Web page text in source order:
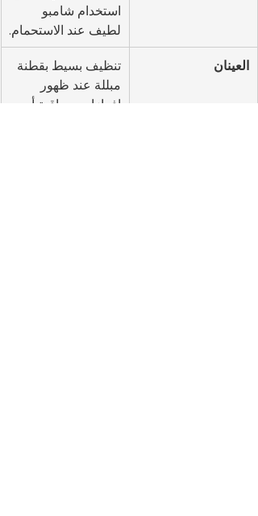
استخدام شامبو
لطيف عند الاستحمام.
العينان
تنظيف بسيط بقطنة
مبللة عند ظهور
إفرازات. مراقبة أي